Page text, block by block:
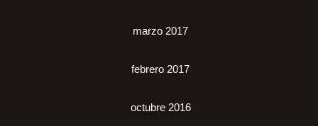
marzo 2017
febrero 2017
octubre 2016